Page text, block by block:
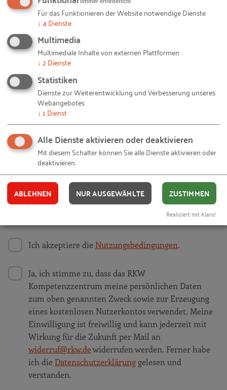
Ihnen gefällt dieser Beitrag? Teilen Sie ihn mit anderen:
Bleiben Sie auf dem Laufenden!
Mit unseren RKW Alerts bleiben Sie immer auf dem
Laufenden. Wir informieren Sie automatisch und
kostenlos, sobald es etwas Neues zum Projekt
" Auszubildende als Digitalisierungsscouts" auf
unserer Website gibt. Alles, was Sie dafür brauchen,
ist eine E-Mail-Adresse und 10 Sekunden Zeit.
IHRE E-MAIL-ADRESSE
Ich akzeptiere die Nutzungsbedingungen.
Ja, ich stimme zu, dass das RKW
Kompetenzzentrum meine persönlichen Daten
zum oben genannten Zweck sowie zur Erzeugung
eines kostenlosen Nutzerkontos verwendet. Meine
Einwilligung ist freiwillig und kann jederzeit mit
Wirkung für die Zukunft per Mail an
widerruf@rkw.dewiderrufen werden. Ferner habe
ich die Datenschutzerklärunggelesen und
verstanden.
Für das Funktionieren der Website notwendige Dienste
↓ 4Dienste
Multimedia
Multimediale Inhalte von externen Plattformen
↓ 2Dienste
Statistiken
Dienste zur Weiterentwicklung und Verbesserung unseres
Webangebotes
↓ 1 Dienst
Alle Dienste aktivieren oder deaktivieren
Mit diesem Schalter können Sie alle Dienste aktivieren oder
deaktivieren.
ABLEHNEN NUR AUSGEWÄHLTE ZUSTIMMEN
Realisiert mit Klaro!